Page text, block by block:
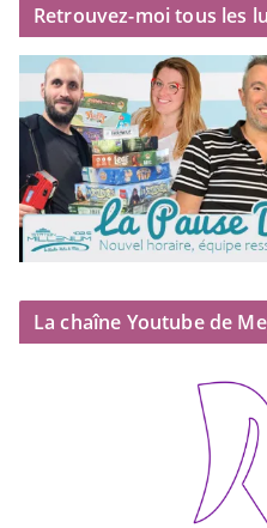
Retrouvez-moi tous les
La chaîne Youtube de